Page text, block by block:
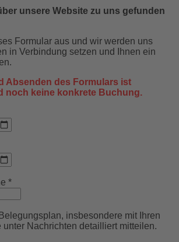
unsere Website zu uns gefunden
Formular aus und wir werden uns
in Verbindung setzen und Ihnen ein
Absenden des Formulars ist
noch keine konkrete Buchung.
*
insbesondere mit Ihren
unter Nachrichten detailliert mitteilen.